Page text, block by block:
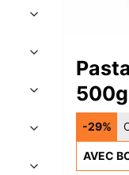
-29%
AVEC